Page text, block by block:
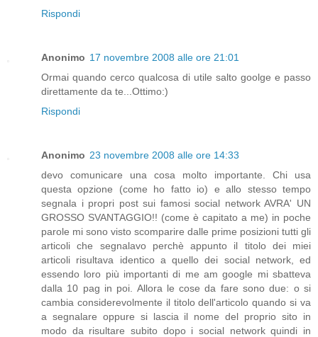
Rispondi
Anonimo 17 novembre 2008 alle ore 21:01
Ormai quando cerco qualcosa di utile salto goolge e passo
direttamente da te...Ottimo:)
Rispondi
Anonimo 23 novembre 2008 alle ore 14:33
devo comunicare una cosa molto importante. Chi usa
questa opzione (come ho fatto io) e allo stesso tempo
segnala i propri post sui famosi social network AVRA' UN
GROSSO SVANTAGGIO!! (come è capitato a me) in poche
parole mi sono visto scomparire dalle prime posizioni tutti gli
articoli che segnalavo perchè appunto il titolo dei miei
articoli risultava identico a quello dei social network, ed
essendo loro più importanti di me am google mi sbatteva
dalla 10 pag in poi. Allora le cose da fare sono due: o si
cambia considerevolmente il titolo dell'articolo quando si va
a segnalare oppure si lascia il nome del proprio sito in
modo da risultare subito dopo i social network quindi in